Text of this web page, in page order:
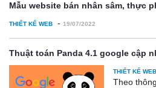
Mẫu website bán nhân sâm, thực
THIẾT KẾ WEB - 19/07/2022
Thuật toán Panda 4.1 google cập
THIẾT KẾ WEB
Theo